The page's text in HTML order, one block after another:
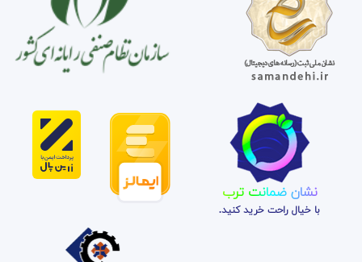
نشان ضمانت ترب
با خیال راحت خرید کنید.